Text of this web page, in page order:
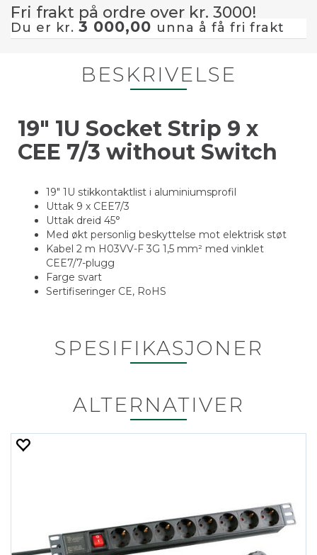
Fri frakt på ordre over kr. 3000!
Du er kr. 3 000,00 unna å få fri frakt
BESKRIVELSE
19" 1U Socket Strip 9 x
CEE 7/3 without Switch
19" 1U stikkontaktlist i aluminiumsprofil
Uttak 9 x CEE7/3
Uttak dreid 45°
Med økt personlig beskyttelse mot elektrisk støt
Kabel 2 m H03VV-F 3G 1,5 mm² med vinklet
CEE7/7-plugg
Farge svart
Sertifiseringer CE, RoHS
SPESIFIKASJONER
ALTERNATIVER